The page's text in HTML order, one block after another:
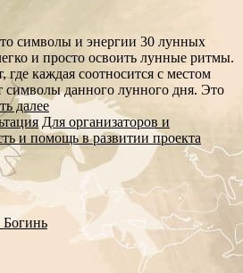
символы и энергии 30 лунных
и просто освоить лунные ритмы.
где каждая соотносится с местом
символы данного лунного дня. Это
далее
Для организаторов и
и помощь в развитии проекта